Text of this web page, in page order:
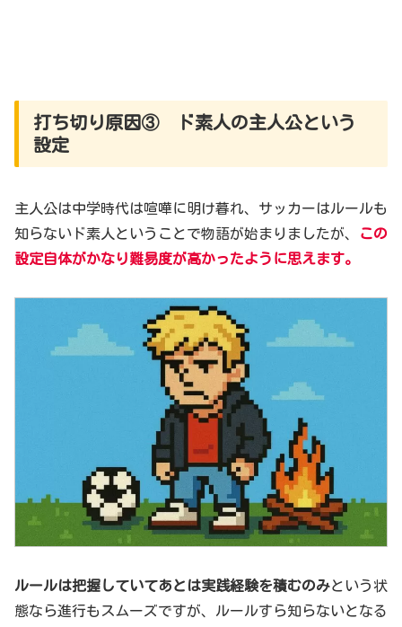
打ち切り原因③ ド素人の主人公という
設定
主人公は中学時代は喧嘩に明け暮れ、サッカーはルールも
知らないド素人ということで物語が始まりましたが、
この
設定自体がかなり難易度が高かったように思えます。
ルールは把握していてあとは実践経験を積むのみという状
態なら進行もスムーズですが、ルールすら知らないとなる